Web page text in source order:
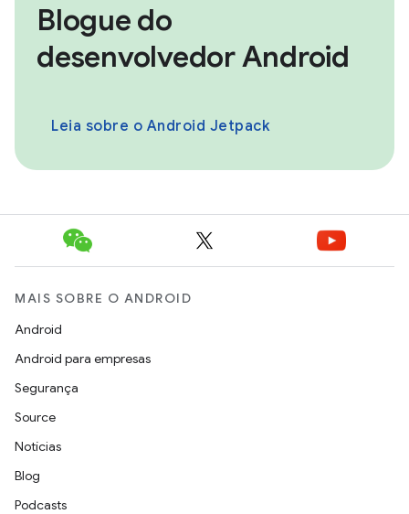
Blogue do
desenvolvedor Android
Leia sobre o Android Jetpack
MAIS SOBRE O ANDROID
Android
Android para empresas
Segurança
Source
Notícias
Blog
Podcasts